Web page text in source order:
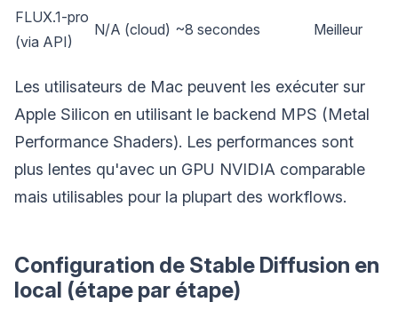
FLUX.1-pro
(via API)
N/A (cloud) ~8 secondes Meilleur
Les utilisateurs de Mac peuvent les exécuter sur
Apple Silicon en utilisant le backend MPS (Metal
Performance Shaders). Les performances sont
plus lentes qu'avec un GPU NVIDIA comparable
mais utilisables pour la plupart des workflows.
Configuration de Stable Diffusion en
local (étape par étape)